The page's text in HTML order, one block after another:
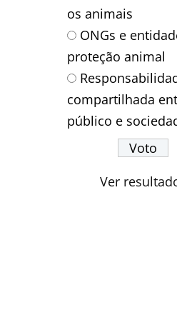
os animais
ONGs e
proteção animal
compartilhada
público e
Ver